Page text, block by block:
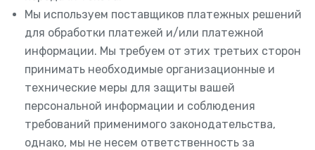
Мы используем поставщиков платежных решений
для обработки платежей и/или платежной
информации. Мы требуем от этих третьих сторон
принимать необходимые организационные и
технические меры для защиты вашей
персональной информации и соблюдения
требований применимого законодательства,
однако, мы не несем ответственность за